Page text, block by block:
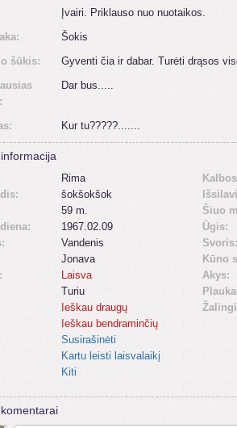
Įvairi. Priklauso nuo nuotaikos.
Šokis
šūkis:
Gyventi čia ir dabar. Turėti drąsos
Dar bus.....
Kur tu?????.......
Rima
šokšokšok
59 m.
1967.02.09
Vandenis
Jonava
Laisva
Turiu
Ieškau draugų
Ieškau bendraminčių
Susirašinėti
Kartu leisti laisvalaikį
Kiti
Šiuo
Ūgis:
Svoris:
Kūno
Akys: